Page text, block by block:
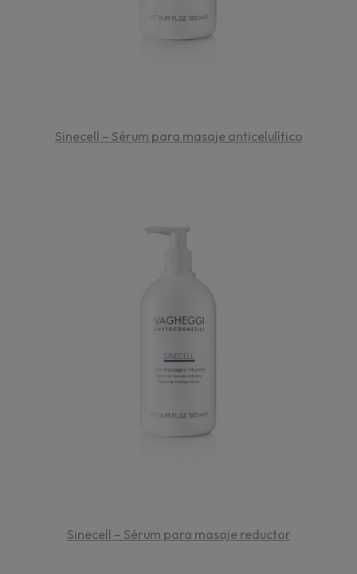
Sinecell – Sérum para masaje anticelulítico
Sinecell – Sérum para masaje reductor